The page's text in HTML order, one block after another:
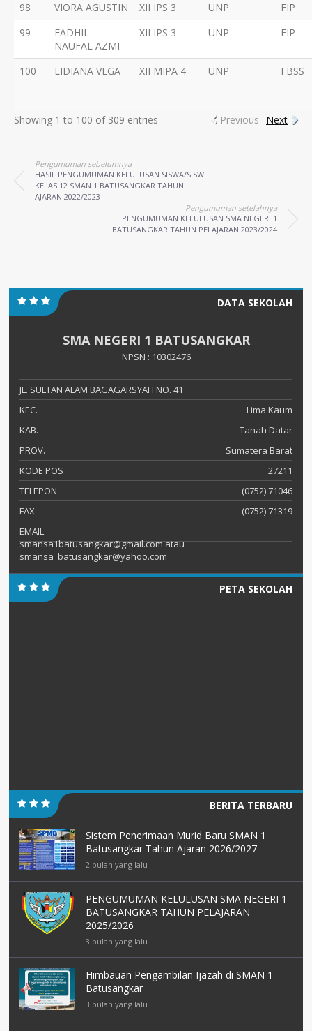
98 VIORA AGUSTIN XII IPS 3 UNP
FIP
99
FADHIL
NAUFAL AZMI
XII IPS 3 UNP FIP
100 LIDIANA VEGA XII MIPA 4 UNP FBSS
Showing 1 to 100 of 309 entries Previous Next
Pengumuman sebelumnya
HASIL PENGUMUMAN KELULUSAN SISWA/SISWI
KELAS 12 SMAN 1 BATUSANGKAR TAHUN
AJARAN 2022/2023
Pengumuman setelahnya
PENGUMUMAN KELULUSAN SMA NEGERI 1
BATUSANGKAR TAHUN PELAJARAN 2023/2024
DATA SEKOLAH
SMA NEGERI 1 BATUSANGKAR
NPSN : 10302476
JL. SULTAN ALAM BAGAGARSYAH NO. 41
KEC.
Lima Kaum
KAB.
Tanah Datar
PROV.
Sumatera Barat
KODE POS
27211
TELEPON
(0752) 71046
FAX
(0752) 71319
EMAIL
smansa1batusangkar@gmail.com atau
smansa_batusangkar@yahoo.com
PETA SEKOLAH
BERITA TERBARU
Sistem Penerimaan Murid Baru SMAN 1
Batusangkar Tahun Ajaran 2026/2027
2 bulan yang lalu
PENGUMUMAN KELULUSAN SMA NEGERI 1
BATUSANGKAR TAHUN PELAJARAN
2025/2026
3 bulan yang lalu
Himbauan Pengambilan Ijazah di SMAN 1
Batusangkar
3 bulan yang lalu